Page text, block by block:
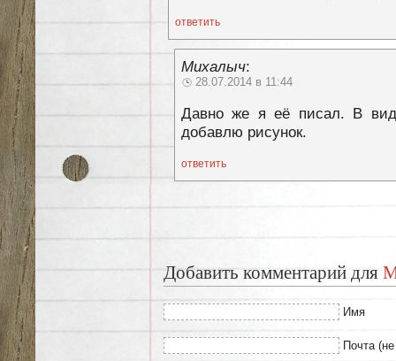
ответить
Михалыч:
28.07.2014 в 11:44
Давно же я её писал. В
добавлю рисунок.
ответить
Добавить комментарий для
Имя
Почта